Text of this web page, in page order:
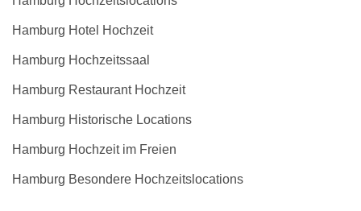
Hamburg Hotel Hochzeit
Hamburg Hochzeitssaal
Hamburg Restaurant Hochzeit
Hamburg Historische Locations
Hamburg Hochzeit im Freien
Hamburg Besondere Hochzeitslocations